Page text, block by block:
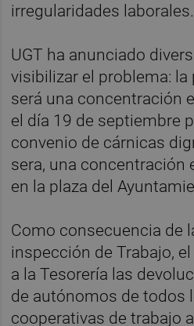
irregularidades laborales.
UGT ha anunciado
visibilizar el problema: la
será una concentración
el día 19 de septiembre
convenio de cárnicas
sera, una concentración
en la plaza del
Como consecuencia de
inspección de Trabajo,
a la Tesorería las
de autónomos de todos
cooperativas de trabajo